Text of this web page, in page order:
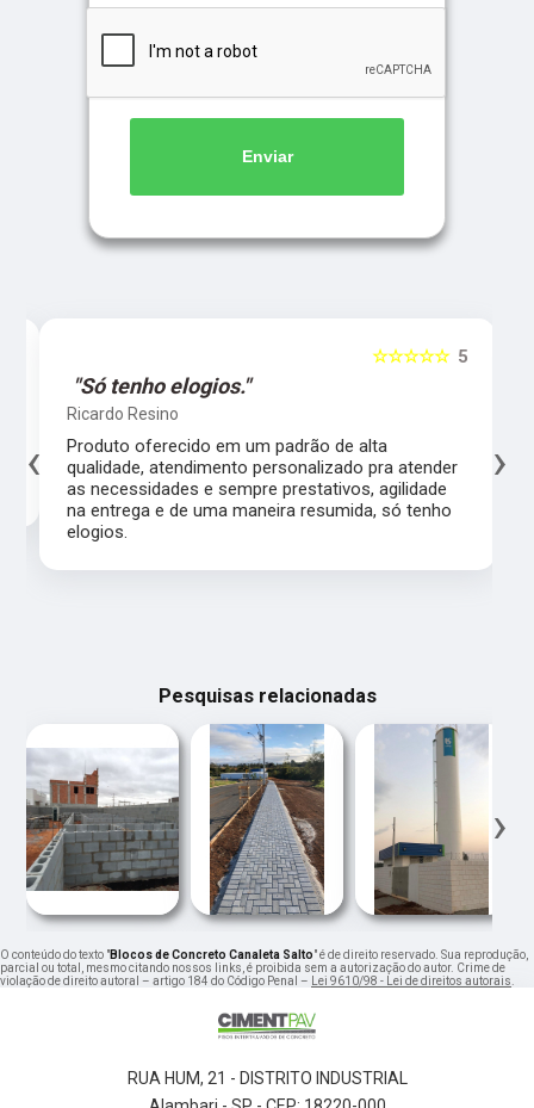
Enviar
5
☆☆☆☆☆
"Só tenho elogios."
Ricardo Resino
Produto oferecido em um padrão de alta
qualidade, atendimento personalizado pra atender
as necessidades e sempre prestativos, agilidade
na entrega e de uma maneira resumida, só tenho
elogios.
‹ ›
Pesquisas relacionadas
‹ ›
O conteúdo do texto "Blocos de Concreto Canaleta Salto" é de direito reservado. Sua reprodução,
parcial ou total, mesmo citando nossos links, é proibida sem a autorização do autor. Crime de
violação de direito autoral – artigo 184 do Código Penal –
Lei 9610/98 - Lei de direitos autorais
RUA HUM, 21 - DISTRITO INDUSTRIAL